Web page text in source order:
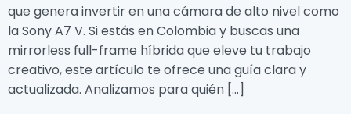
que genera invertir en una cámara de alto nivel como
la Sony A7 V. Si estás en Colombia y buscas una
mirrorless full-frame híbrida que eleve tu trabajo
creativo, este artículo te ofrece una guía clara y
actualizada. Analizamos para quién […]